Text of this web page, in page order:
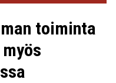
toiminta